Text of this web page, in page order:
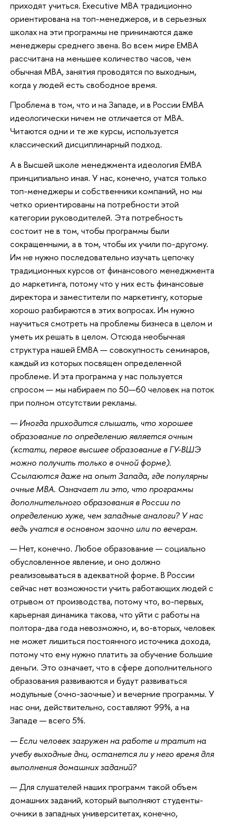
приходят учиться. Executive МВА традиционно
ориентирована на топ-менеджеров, и в серьезных
школах на эти программы не принимаются даже
менеджеры среднего звена. Во всем мире ЕМВА
рассчитана на меньшее количество часов, чем
обычная МВА, занятия проводятся по выходным,
когда у людей есть свободное время.
Проблема в том, что и на Западе, и в России ЕМВА
идеологически ничем не отличается от МВА.
Читаются одни и те же курсы, используется
классический дисциплинарный подход.
А в Высшей школе менеджмента идеология ЕМВА
принципиально иная. У нас, конечно, учатся только
топ-менеджеры и собственники компаний, но мы
четко ориентированы на потребности этой
категории руководителей. Эта потребность
состоит не в том, чтобы программы были
сокращенными, а в том, чтобы их учили по-другому.
Им не нужно последовательно изучать цепочку
традиционных курсов от финансового менеджмента
до маркетинга, потому что у них есть финансовые
директора и заместители по маркетингу, которые
хорошо разбираются в этих вопросах. Им нужно
научиться смотреть на проблемы бизнеса в целом и
уметь их решать в целом. Отсюда необычная
структура нашей ЕМВА — совокупность семинаров,
каждый из которых посвящен определенной
проблеме. И эта программа у нас пользуется
спросом — мы набираем по 50—60 человек на поток
при полном отсутствии рекламы.
— Иногда приходится слышать, что хорошее
образование по определению является очным
(кстати, первое высшее образование в ГУ-ВШЭ
можно получить только в очной форме).
Ссылаются даже на опыт Запада, где популярны
очные МВА. Означает ли это, что программы
дополнительного образования в России по
определению хуже, чем западные аналоги? У нас
ведь учатся в основном заочно или по вечерам.
— Нет, конечно. Любое образование — социально
обусловленное явление, и оно должно
реализовываться в адекватной форме. В России
сейчас нет возможности учить работающих людей с
отрывом от производства, потому что, во-первых,
карьерная динамика такова, что уйти с работы на
полтора-два года невозможно, и, во-вторых, человек
не может лишиться постоянного источника дохода,
потому что ему нужно платить за обучение большие
деньги. Это означает, что в сфере дополнительного
образования развиваются и будут развиваться
модульные (очно-заочные) и вечерние программы. У
нас они, действительно, составляют 99%, а на
Западе — всего 5%.
— Если человек загружен на работе и тратит на
учебу выходные дни, останется ли у него время для
выполнения домашних заданий?
— Для слушателей наших программ такой объем
домашних заданий, который выполняют студенты-
очники в западных университетах, конечно,